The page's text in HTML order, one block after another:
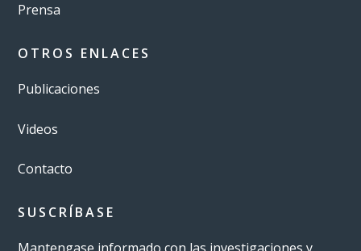
Prensa
OTROS ENLACES
Publicaciones
Videos
Contacto
SUSCRÍBASE